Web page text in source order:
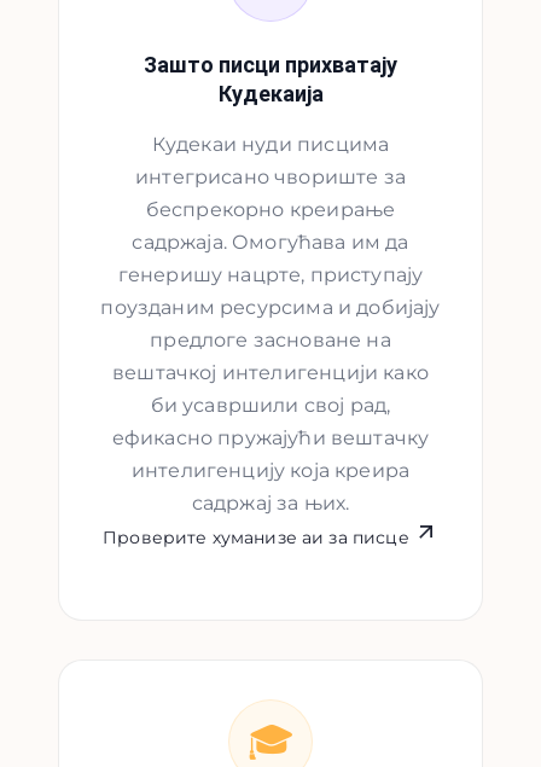
Зашто писци прихватају
Кудекаија
Кудекаи нуди писцима
интегрисано чвориште за
беспрекорно креирање
садржаја. Омогућава им да
генеришу нацрте, приступају
поузданим ресурсима и добијају
предлоге засноване на
вештачкој интелигенцији како
би усавршили свој рад,
ефикасно пружајући вештачку
интелигенцију која креира
садржај за њих.
Проверите хуманизе аи за писце
🎓